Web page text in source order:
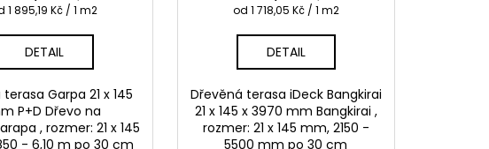
1 895,19 Kč / 1 m2
DETAIL
Garpa 21 x 145
P+D Dřevo na
, rozmer: 21 x 145
- 6,10 m po 30 cm
Měrná
od 1 718,05 Kč / 1 m2
DETAIL
Dřevěná terasa iDeck Bangkirai
21 x 145 x 3970 mm Bangkirai ,
rozmer: 21 x 145 mm, 2150 -
5500 mm po 30 cm